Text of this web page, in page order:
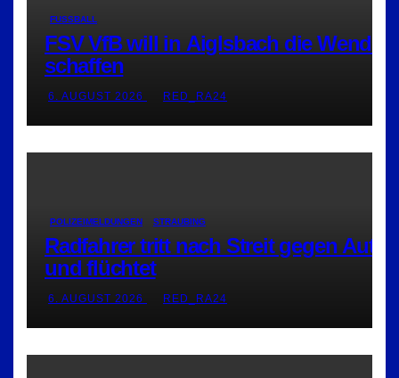
FUSSBALL
FSV VfB will in Aiglsbach die Wende
schaffen
6. AUGUST 2026 RED_RA24
POLIZEIMELDUNGEN STRAUBING
Radfahrer tritt nach Streit gegen Auto
und flüchtet
6. AUGUST 2026 RED_RA24